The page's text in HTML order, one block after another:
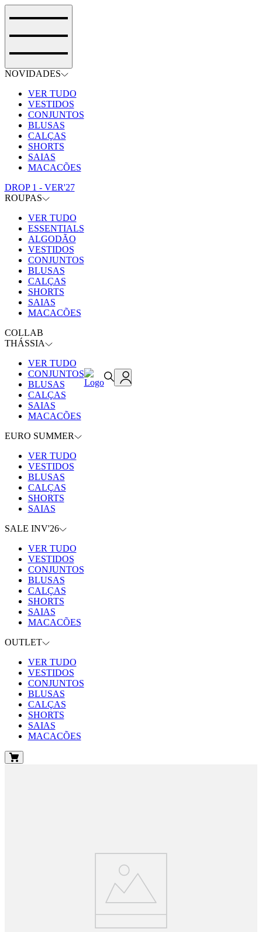
NOVIDADES
VER TUDO
VESTIDOS
CONJUNTOS
BLUSAS
CALÇAS
SHORTS
SAIAS
MACACÕES
DROP 1 - VER'27
ROUPAS
VER TUDO
ESSENTIALS
ALGODÃO
VESTIDOS
CONJUNTOS
BLUSAS
CALÇAS
SHORTS
SAIAS
MACACÕES
COLLAB
THÁSSIA
VER TUDO
CONJUNTOS
BLUSAS
CALÇAS
SAIAS
MACACÕES
EURO SUMMER
VER TUDO
VESTIDOS
BLUSAS
CALÇAS
SHORTS
SAIAS
SALE INV'26
VER TUDO
VESTIDOS
CONJUNTOS
BLUSAS
CALÇAS
SHORTS
SAIAS
MACACÕES
OUTLET
VER TUDO
VESTIDOS
CONJUNTOS
BLUSAS
CALÇAS
SHORTS
SAIAS
MACACÕES